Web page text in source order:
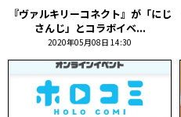
『ヴァルキリーコネクト』が「にじ
さんじ」とコラボイベ...
2020年05月08日 14:30